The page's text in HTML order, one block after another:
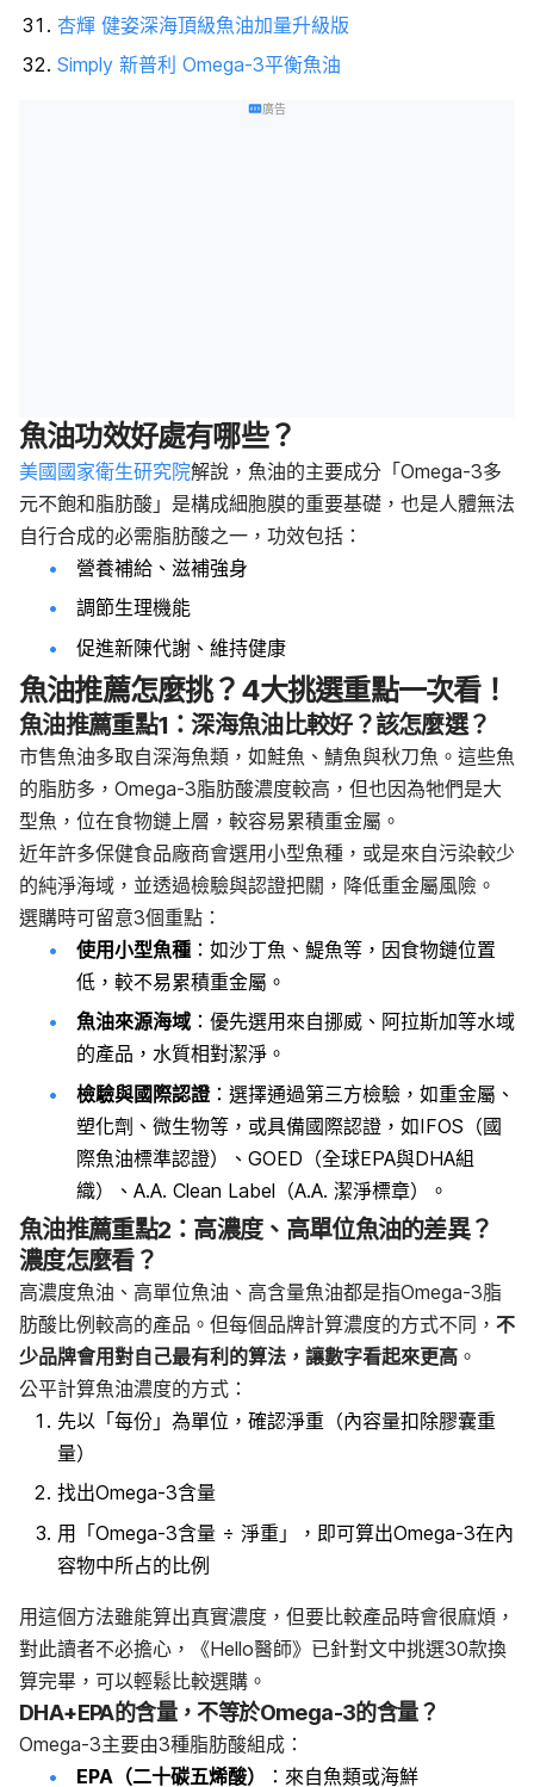
杏輝 健姿深海頂級魚油加量升級版
Simply 新普利 Omega-3平衡魚油
廣告
魚油功效好處有哪些？
美國國家衛生研究院解說，魚油的主要成分「Omega-3多
元不飽和脂肪酸」是構成細胞膜的重要基礎，也是人體無法
自行合成的必需脂肪酸之一，功效包括：
營養補給、滋補強身
調節生理機能
促進新陳代謝、維持健康
魚油推薦怎麼挑？4大挑選重點一次看！
魚油推薦重點1：深海魚油比較好？該怎麼選？
市售魚油多取自深海魚類，如鮭魚、鯖魚與秋刀魚。這些魚
的脂肪多，Omega-3脂肪酸濃度較高，但也因為牠們是大
型魚，位在食物鏈上層，較容易累積重金屬。
近年許多保健食品廠商會選用小型魚種，或是來自污染較少
的純淨海域，並透過檢驗與認證把關，降低重金屬風險。
選購時可留意3個重點：
使用小型魚種 ：如沙丁魚、鯷魚等，因食物鏈位置
低，較不易累積重金屬。
魚油來源海域 ：優先選用來自挪威、阿拉斯加等水域
的產品，水質相對潔淨。
檢驗與國際認證：選擇通過第三方檢驗，如重金屬、
塑化劑、微生物等，或具備國際認證，如IFOS（國
際魚油標準認證）、GOED（全球EPA與DHA組
織）、A.A. Clean Label（A.A. 潔淨標章）。
魚油推薦重點2：高濃度、高單位魚油的差異？
濃度怎麼看？
高濃度魚油、高單位魚油、高含量魚油都是指Omega-3脂
肪酸比例較高的產品。但每個品牌計算濃度的方式不同， 不
少品牌會用對自己最有利的算法，讓數字看起來更高 。
公平計算魚油濃度的方式：
先以「每份」為單位，確認淨重（內容量扣除膠囊重
量）
找出Omega-3含量
用「Omega-3含量 ÷ 淨重」，即可算出Omega-3在內
容物中所占的比例
用這個方法雖能算出真實濃度，但要比較產品時會很麻煩，
對此讀者不必擔心，《Hello醫師》已針對文中挑選30款換
算完畢，可以輕鬆比較選購。
DHA+EPA的含量，不等於Omega-3的含量？
Omega-3主要由3種脂肪酸組成：
EPA（二十碳五烯酸）
：來自魚類或海鮮